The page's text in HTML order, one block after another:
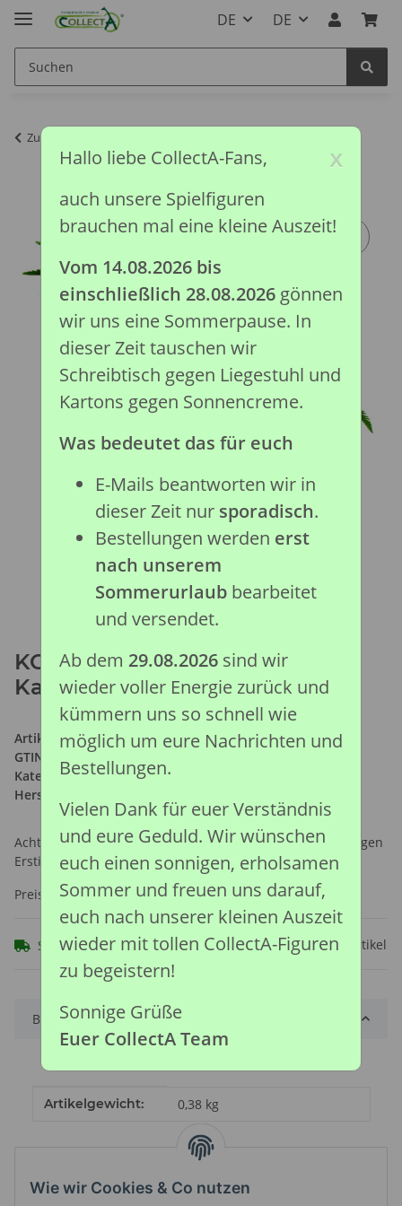
Wie wir Cookies & Co nutzen
DE DE
Zurück zur Liste
KOKOSPALME DELUXE, im
Karton
Artikelnummer:89663
GTIN:
4892900896632
Kategorie:Prähistorische Kollektion
Hersteller:
Achtung: Nicht geeignet für Kinder unter 36 Monaten, wegen
Erstickungsgefahr durch verschluckbare Kleinteile.
Preise nach Anmeldung sichtbar
Sofort verfügbar Frage zum Artikel
Beschreibung
Produkteigenschaft
Wert
Artikelgewicht: 0,38 kg
x
Hallo liebe CollectA-Fans,
auch unsere Spielfiguren
brauchen mal eine kleine Auszeit!
Vom 14.08.2026 bis
einschließlich 28.08.2026gönnen
wir uns eine Sommerpause. In
dieser Zeit tauschen wir
Schreibtisch gegen Liegestuhl und
Kartons gegen Sonnencreme.
Was bedeutet das für euch
E-Mails beantworten wir in
dieser Zeit nur sporadisch.
Bestellungen werden erst
nach unserem
Sommerurlaubbearbeitet
und versendet.
Ab dem 29.08.2026sind wir
wieder voller Energie zurück und
kümmern uns so schnell wie
möglich um eure Nachrichten und
Bestellungen.
Vielen Dank für euer Verständnis
und eure Geduld. Wir wünschen
euch einen sonnigen, erholsamen
Sommer und freuen uns darauf,
euch nach unserer kleinen Auszeit
wieder mit tollen CollectA-Figuren
zu begeistern!
Sonnige Grüße
Euer CollectA Team